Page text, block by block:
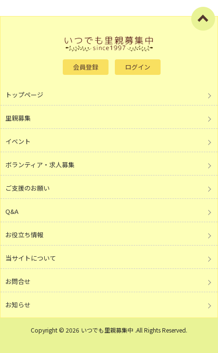
会員登録 ログイン
トップページ
里親募集
イベント
ボランティア・求人募集
ご支援のお願い
Q&A
お役立ち情報
当サイトについて
お問合せ
お知らせ
Copyright © 2026 いつでも里親募集中 .All Rights Reserved.